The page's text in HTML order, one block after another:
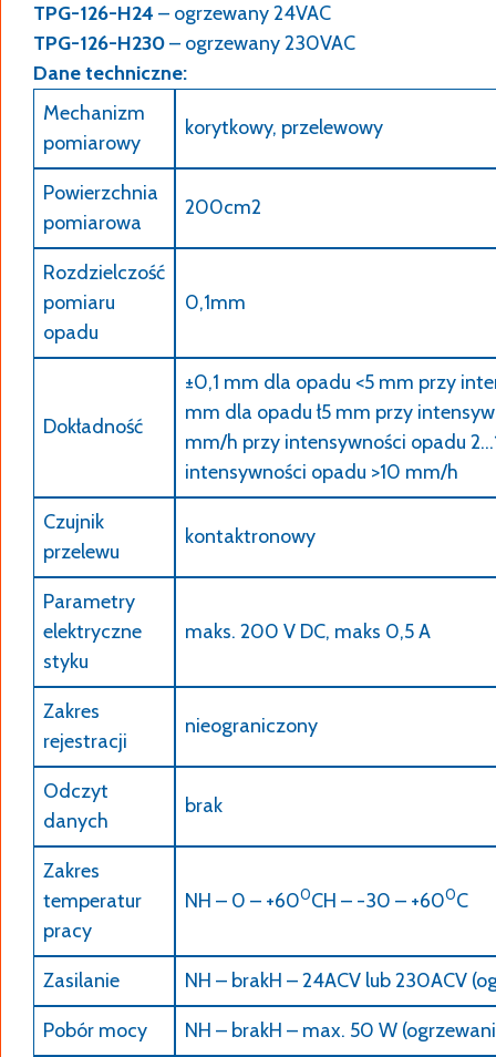
TPG-126-H24 – ogrzewany 24VAC
TPG-126-H230– ogrzewany 230VAC
Dane techniczne:
Mechanizm
pomiarowy
korytkowy, przelewowy
Powierzchnia
pomiarowa
200cm2
Rozdzielczość
pomiaru
opadu
0,1mm
Dokładność
±0,1 mm dla opadu <5 mm przy
mm dla opadu ł5 mm przy
mm/h przy intensywności opadu
intensywności opadu >10 mm/h
Czujnik
przelewu
kontaktronowy
Parametry
elektryczne
styku
maks. 200 V DC, maks 0,5 A
Zakres
rejestracji
nieograniczony
Odczyt
danych
brak
Zakres
temperatur
pracy
NH – 0 – +600CH – -30 – +600C
Zasilanie NH – brakH – 24ACV lub 230ACV
Pobór mocy NH – brakH – max. 50 W